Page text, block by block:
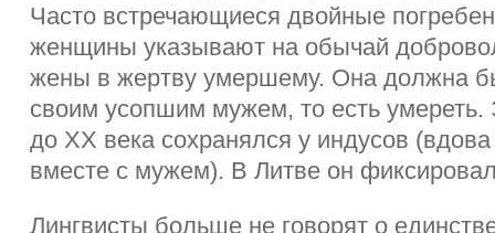
Часто встречающиеся двойные
женщины указывают на обычай
жены в жертву умершему. Она должна
своим усопшим мужем, то есть умереть.
до XX века сохранялся у индусов
вместе с мужем). В Литве он
Лингвисты больше не говорят о